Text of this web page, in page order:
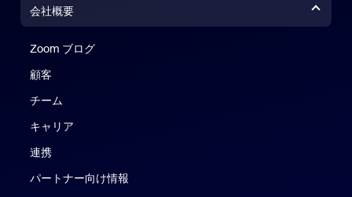
会社概要
Zoom ブログ
顧客
チーム
キャリア
連携
パートナー向け情報